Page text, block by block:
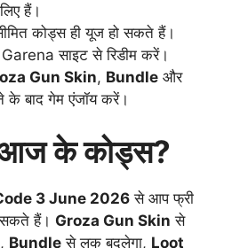
हैं।
कोड्स ही यूज हो सकते हैं।
साइट से रिडीम करें।
Gun Skin, Bundle और
के बाद गेम एंजॉय करें।
के कोड्स?
3 June 2026 से आप फ्री
सकते हैं। Groza Gun Skin से
Bundle से लुक बदलेगा, Loot